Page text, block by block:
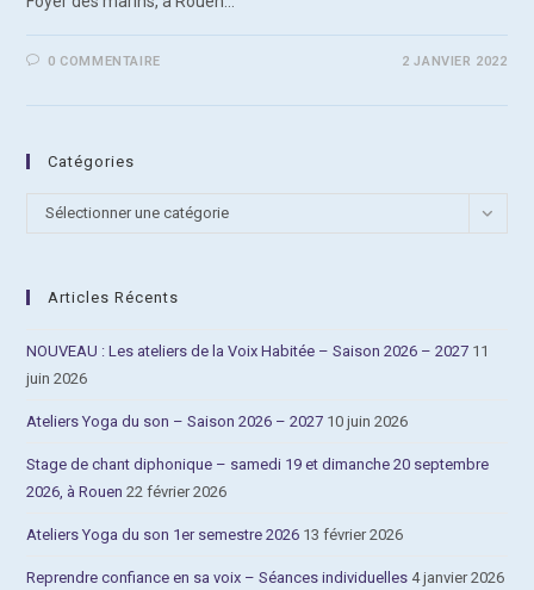
0 COMMENTAIRE 2 JANVIER 2022
Catégories
Catégories
Sélectionner une catégorie
Articles Récents
NOUVEAU : Les ateliers de la Voix Habitée – Saison 2026 – 2027 11
juin 2026
Ateliers Yoga du son – Saison 2026 – 2027 10 juin 2026
Stage de chant diphonique – samedi 19 et dimanche 20 septembre
2026, à Rouen 22 février 2026
Ateliers Yoga du son 1er semestre 2026 13 février 2026
Reprendre confiance en sa voix – Séances individuelles 4 janvier 2026